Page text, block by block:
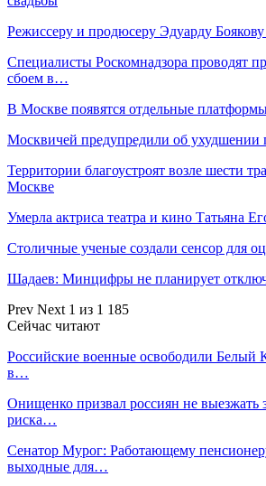
Режиссеру и продюсеру Эдуарду Боякову
Специалисты Роскомнадзора проводят
сбоем в…
В Москве появятся отдельные
Москвичей предупредили об ухудшении
Территории благоустроят возле шести
Москве
Умерла актриса театра и кино Татьяна
Столичные ученые создали сенсор для
Шадаев: Минцифры не планирует
Prev Next 1 из 1 185
Сейчас читают
Российские военные освободили Белый
в…
Онищенко призвал россиян не выезжать
риска…
Сенатор Мурог: Работающему
выходные для…